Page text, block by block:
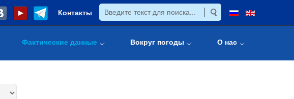
Контакты
Фактические данные Вокруг погоды О нас